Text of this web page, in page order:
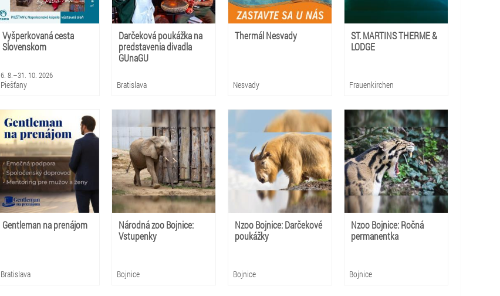
Vyšperkovaná cesta
Slovenskom
6. 8.–31. 10. 2026
Piešťany
Darčeková poukážka na
predstavenia divadla
GUnaGU
Bratislava
Thermál Nesvady
Nesvady
ST. MARTINS THERME &
LODGE
Frauenkirchen
Gentleman na prenájom
Bratislava
Národná zoo Bojnice:
Vstupenky
Bojnice
Nzoo Bojnice: Darčekové
poukážky
Bojnice
Nzoo Bojnice: Ročná
permanentka
Bojnice